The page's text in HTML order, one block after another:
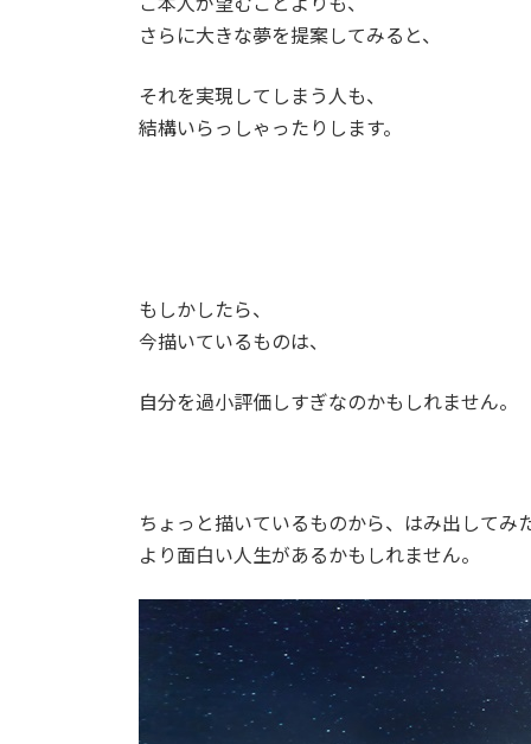
さらに大きな夢を提案してみると、
それを実現してしまう人も、
結構いらっしゃったりします。
もしかしたら、
今描いているものは、
自分を過小評価しすぎなのかもしれません。
ちょっと描いているものから、はみ出してみ
より面白い人生があるかもしれません。